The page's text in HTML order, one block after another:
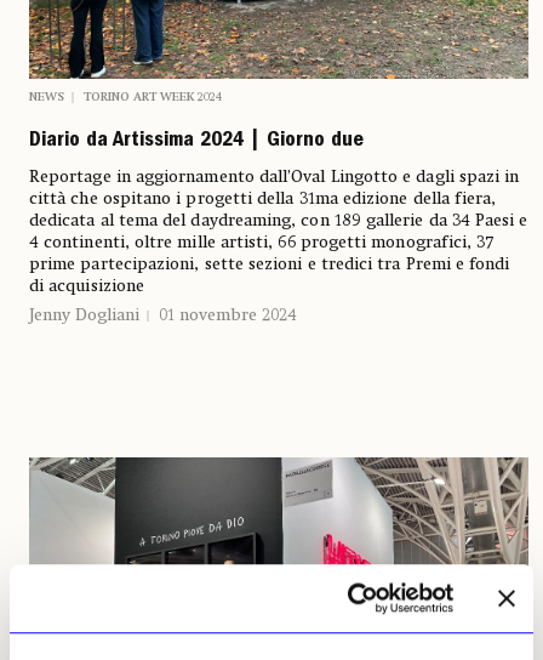
NEWS TORINO ART WEEK 2024
Diario da Artissima 2024 | Giorno due
Reportage in aggiornamento dall’Oval Lingotto e dagli spazi in
città che ospitano i progetti della 31ma edizione della fiera,
dedicata al tema del daydreaming, con 189 gallerie da 34 Paesi e
4 continenti, oltre mille artisti, 66 progetti monografici, 37
prime partecipazioni, sette sezioni e tredici tra Premi e fondi
di acquisizione
Jenny Dogliani
01 novembre 2024